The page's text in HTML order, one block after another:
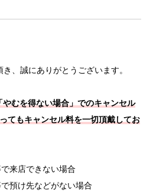
、誠にありがとうございます。
やむを得ない場合」でのキャンセル
てもキャンセル料を一切頂戴してお
来店できない場合
預け先などがない場合